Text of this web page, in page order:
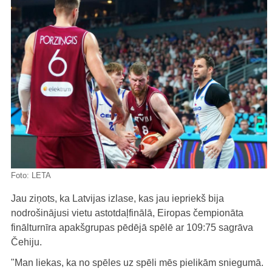
Foto: LETA
Jau ziņots, ka Latvijas izlase, kas jau iepriekš bija
nodrošinājusi vietu astotdaļfinālā, Eiropas čempionāta
finālturnīra apakšgrupas pēdējā spēlē ar 109:75 sagrāva
Čehiju.
"Man liekas, ka no spēles uz spēli mēs pielikām sniegumā.